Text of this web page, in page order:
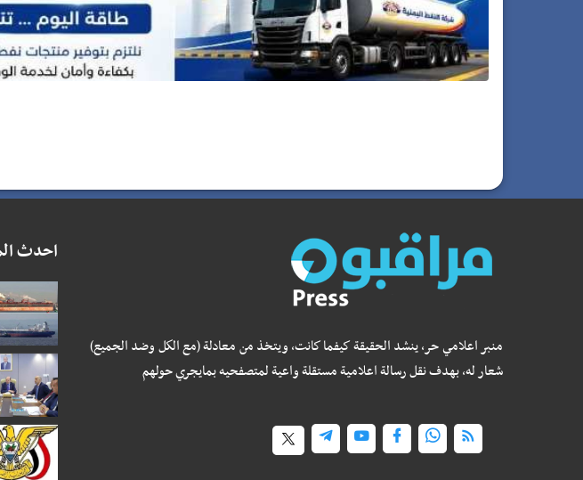
منبر اعلامي حر، ينشد الحقيقة كيفما كانت، ويتخذ من معادلة (مع الكل وضد الجميع)
شعار له، بهدف نقل رسالة اعلامية مستقلة واعية لمتصفحيه بمايجري حولهم
احدث